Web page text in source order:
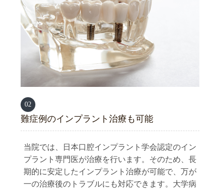
02
難症例のインプラント治療も可能
当院では、日本口腔インプラント学会認定のイン
プラント専門医が治療を行います。そのため、長
期的に安定したインプラント治療が可能で、万が
一の治療後のトラブルにも対応できます。大学病